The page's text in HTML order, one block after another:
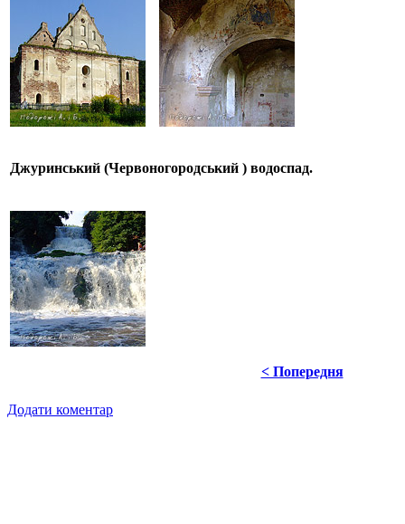
Джуринський (Червоногородський ) водоспад.
< Попередня
Додати коментар